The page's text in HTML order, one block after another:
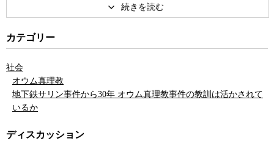
カテゴリー
社会
オウム真理教
地下鉄サリン事件から30年 オウム真理教事件の教訓は活かされて
いるか
ディスカッション